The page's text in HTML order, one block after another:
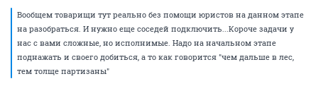
Вообщем товарищи тут реально без помощи юристов на данном этапе
на разобраться. И нужно еще соседей подключить...Короче задачи у
нас с вами сложные, но исполнимые. Надо на начальном этапе
поднажать и своего добиться, а то как говорится "чем дальше в лес,
тем толще партизаны"